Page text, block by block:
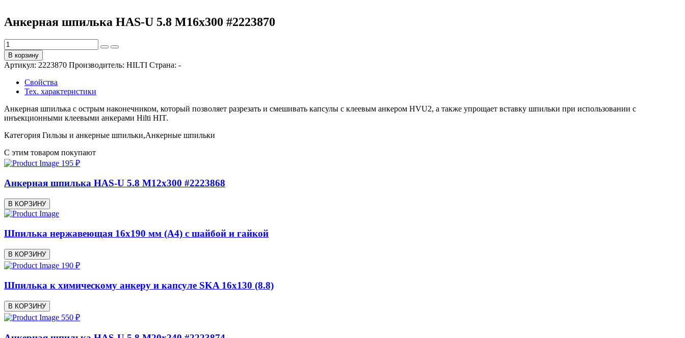
Анкерная шпилька HAS-U 5.8 M16x300 #2223870
В корзину
Артикул: 2223870 Производитель: HILTI Страна: -
Свойства
Тех. характеристики
Анкерная шпилька с острым наконечником, который позволяет разрезать и смешивать капсулы с клеевым анкером HVU2, а также упрощает вставку шпильки при использовании с
инъекционными клеевыми анкерами Hilti HIT.
Категория Гильзы и анкерные шпильки,Анкерные шпильки
С этим товаром покупают
195 ₽
Анкерная шпилька HAS-U 5.8 M12x300 #2223868
В КОРЗИНУ
Шпилька нержавеющая 16х190 мм (А4) с шайбой и гайкой
В КОРЗИНУ
190 ₽
Шпилька к химическому анкеру и капсуле SKA 16х130 (8.8)
В КОРЗИНУ
550 ₽